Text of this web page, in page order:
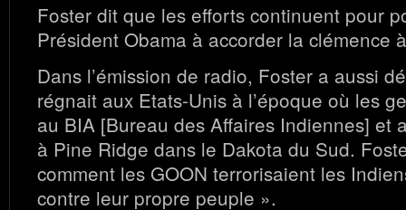
Foster dit que les efforts continuent pour
Président Obama à accorder la clémence
Dans l’émission de radio, Foster a aussi
régnait aux Etats-Unis à l’époque où les
au BIA [Bureau des Affaires Indiennes] et
à Pine Ridge dans le Dakota du Sud.
comment les GOON terrorisaient les
contre leur propre peuple ».